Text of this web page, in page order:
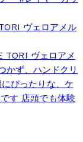
ヴェロアメル